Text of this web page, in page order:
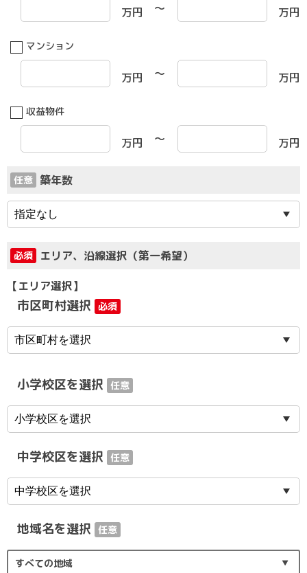
万円 ～ 万円
マンション
万円 ～ 万円
収益物件
万円 ～ 万円
任意 築年数
必須
エリア、沿線選択（第一希望）
【エリア選択】
市区町村選択 必須
小学校区を選択 任意
中学校区を選択 任意
地域名を選択 任意
すべての地域